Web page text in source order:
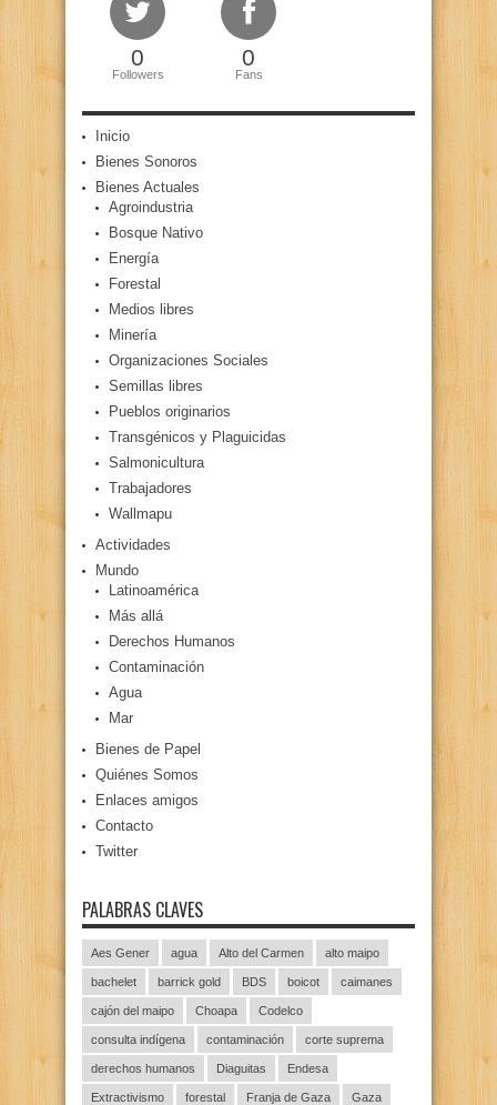
0
Followers
0
Fans
Inicio
Bienes Sonoros
Bienes Actuales
Agroindustria
Bosque Nativo
Energía
Forestal
Medios libres
Minería
Organizaciones Sociales
Semillas libres
Pueblos originarios
Transgénicos y Plaguicidas
Salmonicultura
Trabajadores
Wallmapu
Actividades
Mundo
Latinoamérica
Más allá
Derechos Humanos
Contaminación
Agua
Mar
Bienes de Papel
Quiénes Somos
Enlaces amigos
Contacto
Twitter
PALABRAS CLAVES
Aes Gener agua Alto del Carmen alto maipo
bachelet barrick gold BDS boicot caimanes
cajón del maipo Choapa Codelco
consulta indígena contaminación corte suprema
derechos humanos Diaguitas Endesa
Extractivismo forestal Franja de Gaza Gaza